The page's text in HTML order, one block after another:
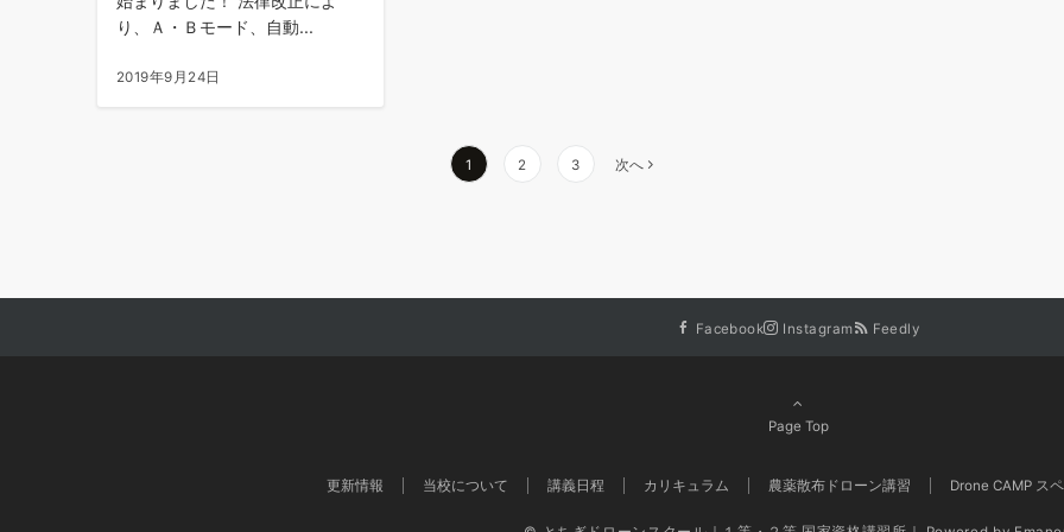
り、Ａ・Ｂモード、自動...
2019年9月24日
ジ
1 2 3 次へ
Facebook Instagram Feedly
Page Top
更新情報 当校について 講義日程 カリキュラム 農薬散布ドローン講習 Drone CAMP ス